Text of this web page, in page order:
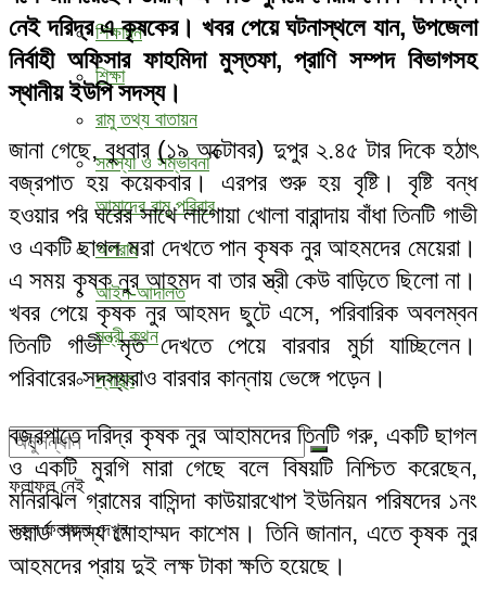
শিক্ষাঙ্গন
শিক্ষা
রামু তথ্য বাতায়ন
সমস্যা ও সম্ভাবনা
আমাদের রামু পরিবার
অপরাধ
আইন-আদালত
মন্ত্রী কথন
স্বাস্থ্য
ফলাফল নেই
সকল ফলাফল দেখুন
নেই দরিদ্র এ কৃষকের। খবর পেয়ে ঘটনাস্থলে যান, উপজেলা
নির্বাহী অফিসার ফাহমিদা মুস্তফা, প্রাণি সম্পদ বিভাগসহ
স্থানীয় ইউপি সদস্য।
জানা গেছে, বুধবার (১৯ অক্টোবর) দুপুর ২.৪৫ টার দিকে হঠাৎ
বজ্রপাত হয় কয়েকবার। এরপর শুরু হয় বৃষ্টি। বৃষ্টি বন্ধ
হওয়ার পর ঘরের সাথে লাগোয়া খোলা বারান্দায় বাঁধা তিনটি গাভী
ও একটি ছাগল মরা দেখতে পান কৃষক নুর আহমদের মেয়েরা।
এ সময় কৃষক নুর আহমদ বা তার স্ত্রী কেউ বাড়িতে ছিলো না।
খবর পেয়ে কৃষক নুর আহমদ ছুটে এসে, পরিবারিক অবলম্বন
তিনটি গাভী মৃত দেখতে পেয়ে বারবার মুর্চা যাচ্ছিলেন।
পরিবারের সদস্যরাও বারবার কান্নায় ভেঙ্গে পড়েন।
বজ্রপাতে দরিদ্র কৃষক নুর আহামদের তিনটি গরু, একটি ছাগল
ও একটি মুরগি মারা গেছে বলে বিষয়টি নিশ্চিত করেছেন,
মনিরঝিল গ্রামের বাসিন্দা কাউয়ারখোপ ইউনিয়ন পরিষদের ১নং
ওয়ার্ড সদস্য মোহাম্মদ কাশেম। তিনি জানান, এতে কৃষক নুর
আহমদের প্রায় দুই লক্ষ টাকা ক্ষতি হয়েছে।